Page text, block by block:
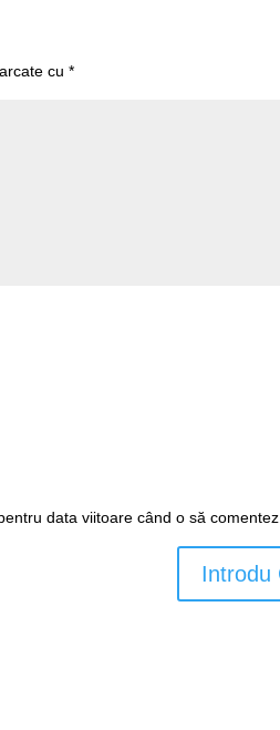
cu*
data viitoare când o să comentez.